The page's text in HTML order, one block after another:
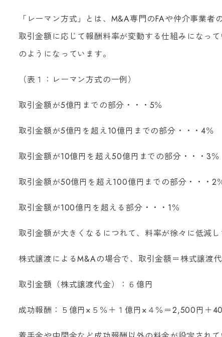
「レーマン方式」とは、M&A専門のFAや仲介事業
取引金額に応じて報酬料率が変動する仕組みになっ
のようになっています。
（表１：レーマン方式の一例）
取引金額が5億円までの部分・・・5％
取引金額が5億円を超え10億円までの部分・・・4％
取引金額が10億円を超え50億円までの部分・・・3％
取引金額が50億円を超え100億円までの部分・・・2
取引金額が100億円を超える部分・・・1％
取引金額が大きくなるにつれて、料率が徐々に低減し
株式譲渡によるM&Aの場合で、取引金額＝株式譲渡
取引金額（株式譲渡代金）：６億円
成功報酬：５億円×５％＋１億円×４％＝2,500円＋